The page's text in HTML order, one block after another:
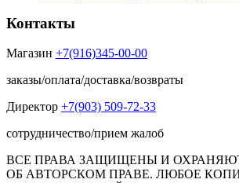
Контакты
Магазин +7(916)345-00-00
заказы/оплата/доставка/возвраты
Директор +7(903) 509-72-33
сотрудничество/прием жалоб
ВСЕ ПРАВА ЗАЩИЩЕНЫ И
ОБ АВТОРСКОМ ПРАВЕ. ЛЮБОЕ